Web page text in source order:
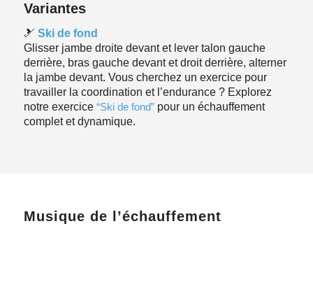
Variantes
🎿 Ski de fond
Glisser jambe droite devant et lever talon gauche
derrière, bras gauche devant et droit derrière, alterner
la jambe devant. Vous cherchez un exercice pour
travailler la coordination et l’endurance ? Explorez
notre exercice “Ski de fond”pour un échauffement
complet et dynamique.
Musique de l’échauffement